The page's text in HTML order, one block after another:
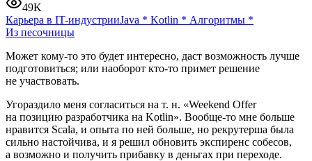
49K
Карьера в IT-индустрииJava * Kotlin * Алгоритмы *
Из песочницы
Может кому‑то это будет интересно, даст возможность лучше
подготовиться; или наоборот кто‑то примет решение
не участвовать.
Угораздило меня согласиться на т. н. «Weekend Offer
на позицию разработчика на Kotlin». Вообще‑то мне больше
нравится Scala, и опыта по ней больше, но рекрутерша была
сильно настойчива, и я решил обновить экспиренс собесов,
а возможно и получить прибавку в деньгах при переходе.